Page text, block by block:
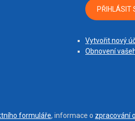
Vytvořit nový
Obnovení
formuláře, informace o zpracování